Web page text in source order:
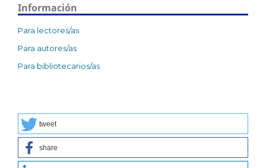
Información
Para lectores/as
Para autores/as
Para bibliotecarios/as
tweet
share